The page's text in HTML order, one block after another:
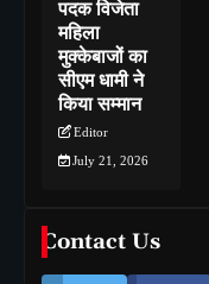
पदक विजेता
महिला
मुक्केबाजों का
सीएम धामी ने
किया सम्मान
Editor
July 21, 2026
Contact Us